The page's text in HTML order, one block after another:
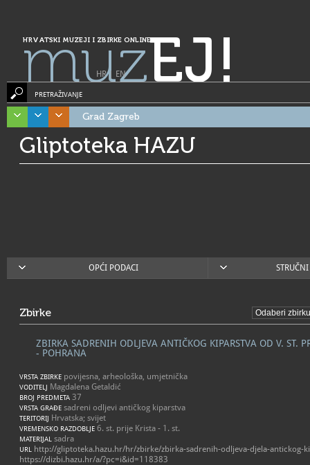
HRVATSKI MUZEJI I ZBIRKE ONLINE
muzEJ!
HR| EN
PRETRAŽIVANJE
Grad Zagreb
Gliptoteka HAZU
OPĆI PODACI
Zbirke
ZBIRKA SADRENIH ODLJEVA ANTIČKOG KIPARSTVA OD V. ST.
- POHRANA
VRSTA ZBIRKE povijesna, arheološka, umjetnička
VODITELJ Magdalena Getaldić
BROJ PREDMETA 37
VRSTA GRAĐE sadreni odljevi antičkog kiparstva
TERITORIJ Hrvatska; svijet
VREMENSKO RAZDOBLJE 6. st. prije Krista - 1. st.
MATERIJAL sadra
URL
http://gliptoteka.hazu.hr/hr/zbirke/zbirka-sadrenih-odljeva-djela-antickog-
https://dizbi.hazu.hr/a/?pc=i&id=118383